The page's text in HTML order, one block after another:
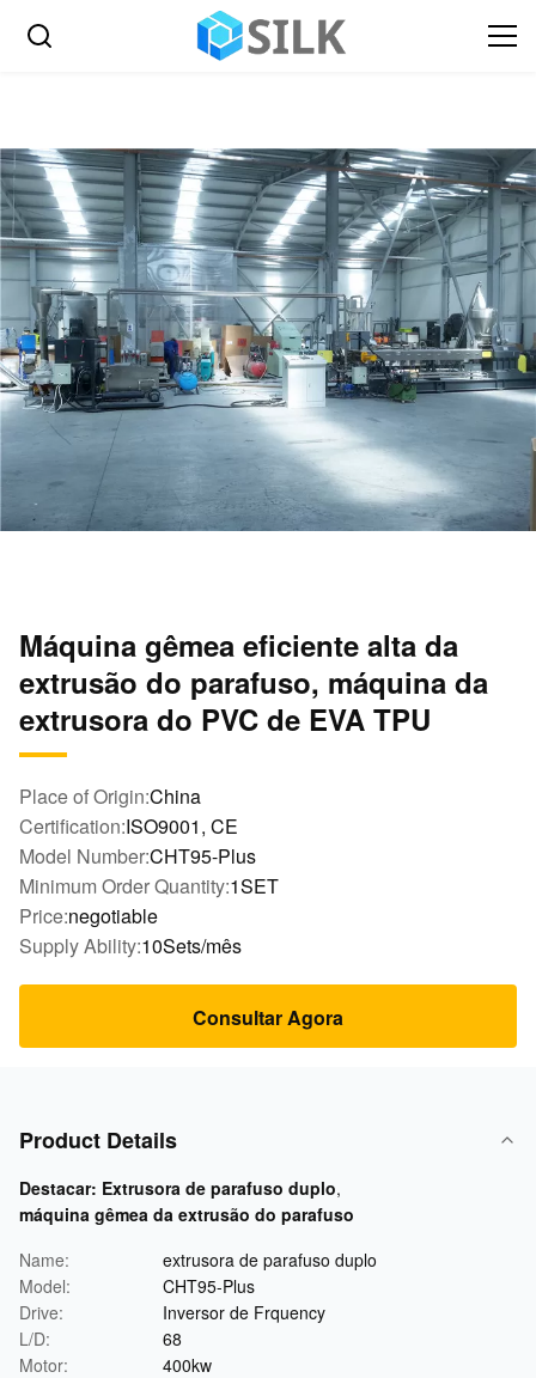
Máquina gêmea eficiente alta da
extrusão do parafuso, máquina da
extrusora do PVC de EVA TPU
Place of Origin:China
Certification:ISO9001, CE
Model Number:CHT95-Plus
Minimum Order Quantity:1SET
Price:negotiable
Supply Ability:10Sets/mês
Consultar Agora
Product Details
Destacar: Extrusora de parafuso duplo,
máquina gêmea da extrusão do parafuso
Name:
extrusora de parafuso duplo
Model:
CHT95-Plus
Drive:
Inversor de Frquency
L/D:
68
Motor:
400kw